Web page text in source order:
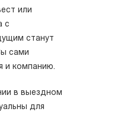
или
с
станут
сами
и компанию.
в выездном
для